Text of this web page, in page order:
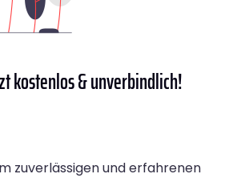
kostenlos & unverbindlich!
zuverlässigen und erfahrenen